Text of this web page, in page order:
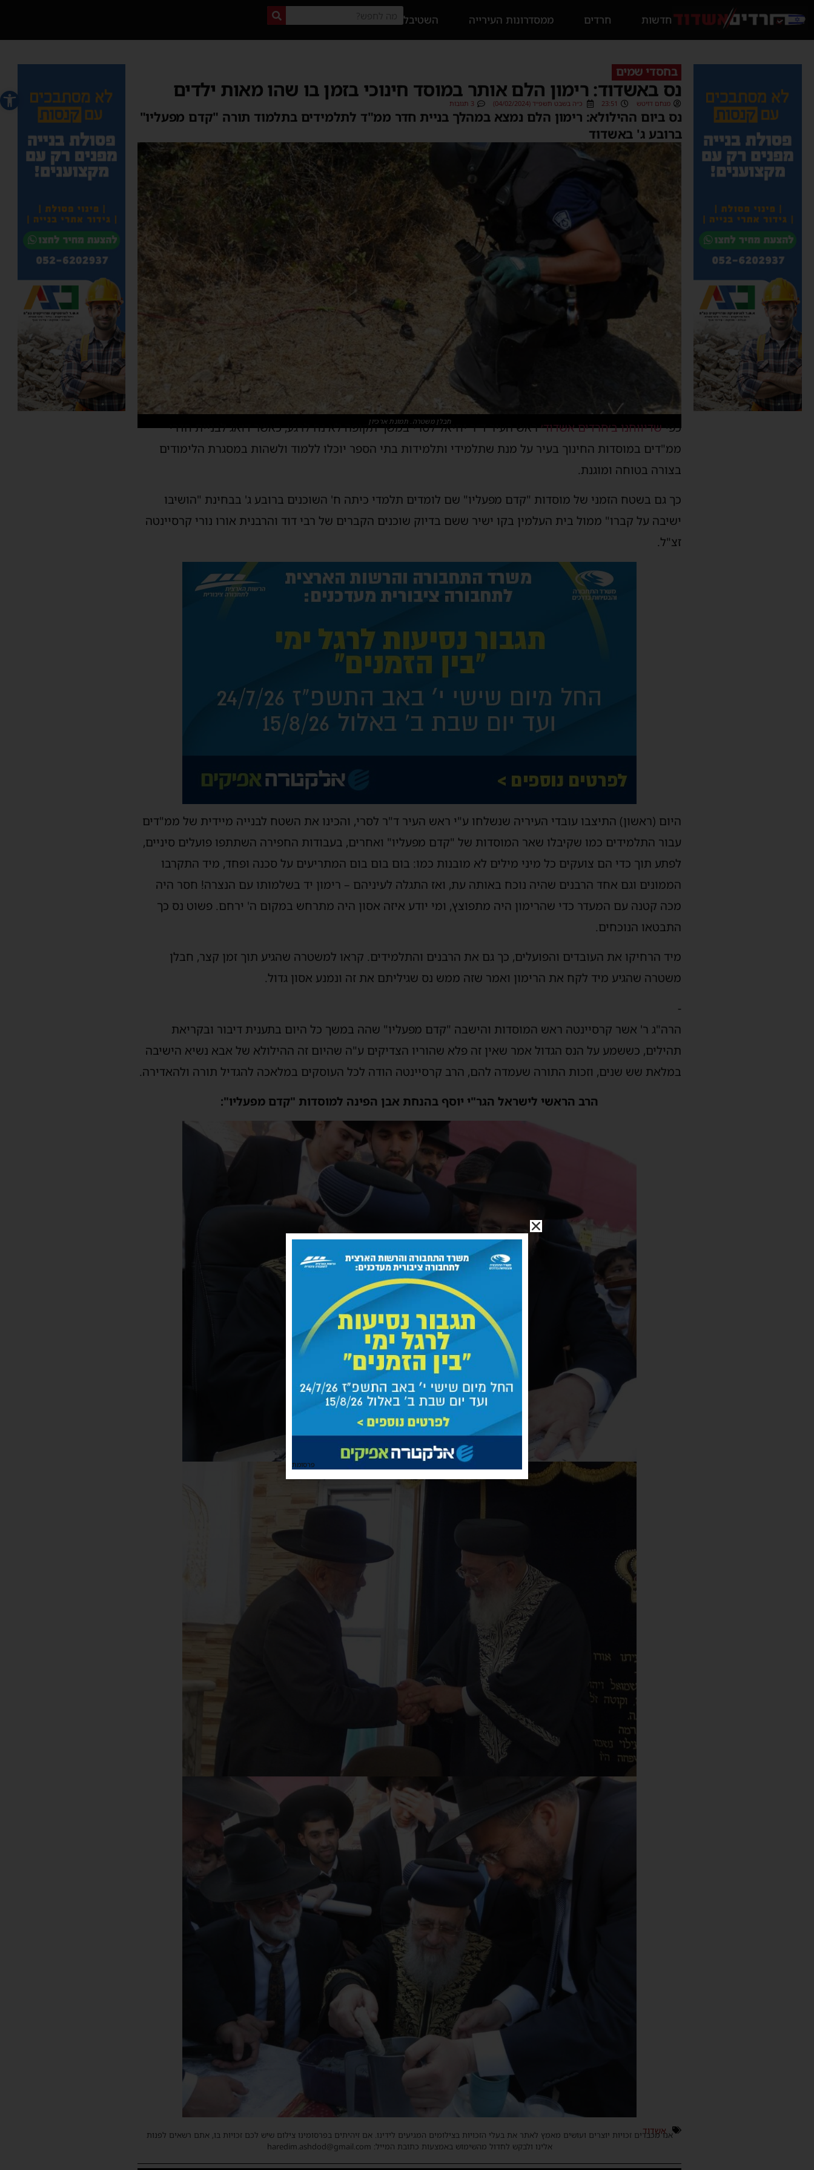
פתח
חדשות חרדים ממסדרונות העירייה השטיבל
בחסדי שמים
נס באשדוד: רימון הלם אותר במוסד חינוכי בזמן בו שהו מאות ילדים
מנחם דויטש 23:51 כ״ה בשבט תשפ״ד (04/02/2024) 3 תגובות
נס ביום ההילולא: רימון הלם נמצא במהלך בניית חדר ממ"ד לתלמידים בתלמוד תורה "קדם מפעליו"
ברובע ג' באשדוד
חבלן משטרה. תמונת ארכיון כפישדיווחנו ב׳חרדים אשדוד׳ראש העיר ד״ר יחיאל לסרי במשך תקופה לא נח לרגע, כאשר דואג לבניית חדרי
ממ"דים במוסדות החינוך בעיר על מנת שתלמידי ותלמידות בתי הספר יוכלו ללמוד ולשהות במסגרת הלימודים
בצורה בטוחה ומוגנת.
כך גם בשטח הזמני של מוסדות "קדם מפעליו" שם לומדים תלמדי כיתה ח' השוכנים ברובע ג' בבחינת "הושיבו
ישיבה על קברו" ממול בית העלמין בקו ישיר ששם בדיוק שוכנים הקברים של רבי דוד והרבנית אורו נורי קרסיינטה
זצ"ל.
היום (ראשון) התיצבו עובדי העיריה שנשלחו ע"י ראש העיר ד"ר לסרי, והכינו את השטח לבנייה מיידית של ממ"דים
עבור התלמידים כמו שקיבלו שאר המוסדות של "קדם מפעליו" ואחרים, בעבודות החפירה השתתפו פועלים סיניים,
לפתע תוך כדי הם צועקים כל מיני מילים לא מובנות כמו: בום בום בום המתריעים על סכנה ופחד, מיד התקרבו
הממונים וגם אחד הרבנים שהיה נוכח באותה עת, ואז התגלה לעיניהם – רימון יד בשלמותו עם הנצרה! חסר היה
מכה קטנה עם המעדר כדי שהרימון היה מתפוצץ, ומי יודע איזה אסון היה מתרחש במקום ה' ירחם. פשוט נס כך
התבטאו הנוכחים.
מיד הרחיקו את העובדים והפועלים, כך גם את הרבנים והתלמידים. קראו למשטרה שהגיע תוך זמן קצר, חבלן
משטרה שהגיע מיד לקח את הרימון ואמר שזה ממש נס שגיליתם את זה ונמנע אסון גדול.
-
הרה"ג ר' אשר קרסיינטה ראש המוסדות והישבה "קדם מפעליו" שהה במשך כל היום בתענית דיבור ובקריאת
תהילים, כששמע על הנס הגדול אמר שאין זה פלא שהוריו הצדיקים ע"ה שהיום זה ההילולא של אבא נשיא הישיבה
במלאת שש שנים, וזכות התורה שעמדה להם, הרב קרסיינטה הודה לכל העוסקים במלאכה להגדיל תורה ולהאדירה.
הרב הראשי לישראל הגר"י יוסף בהנחת אבן הפינה למוסדות "קדם מפעליו":
אשדוד
אנו מכבדים זכויות יוצרים ועושים מאמץ לאתר את בעלי הזכויות בצילומים המגיעים לידינו. אם זיהיתים בפרסומינו צילום שיש לכם זכויות בו, אתם רשאים לפנות
אלינו ולבקש לחדול מהשימוש באמצעות כתובת המייל: haredim.ashdod@gmail.com
פרסומת